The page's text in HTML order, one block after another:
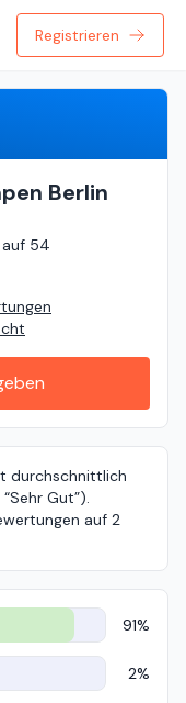
Registrieren
Berlin
54
durchschnittlich
Gut”).
auf 2
91%
2%